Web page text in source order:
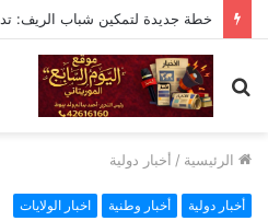
بحث
عن
الرئيسية / أخبار دولية
أخبار دولية أخبار وطنية اخبار الولايات